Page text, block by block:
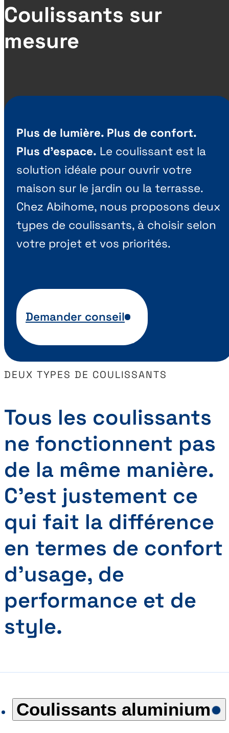
Coulissants sur
mesure
Plus de lumière. Plus de confort.
Plus d’espace. Le coulissant est la
solution idéale pour ouvrir votre
maison sur le jardin ou la terrasse.
Chez Abihome, nous proposons deux
types de coulissants, à choisir selon
votre projet et vos priorités.
Demander conseil
DEUX TYPES DE COULISSANTS
Tous les coulissants
ne fonctionnent pas
de la même manière.
C’est justement ce
qui fait la différence
en termes de confort
d’usage, de
performance et de
style.
Coulissants aluminium